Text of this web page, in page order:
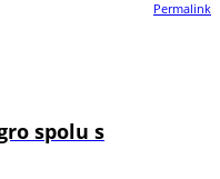
Permalink
spolu s